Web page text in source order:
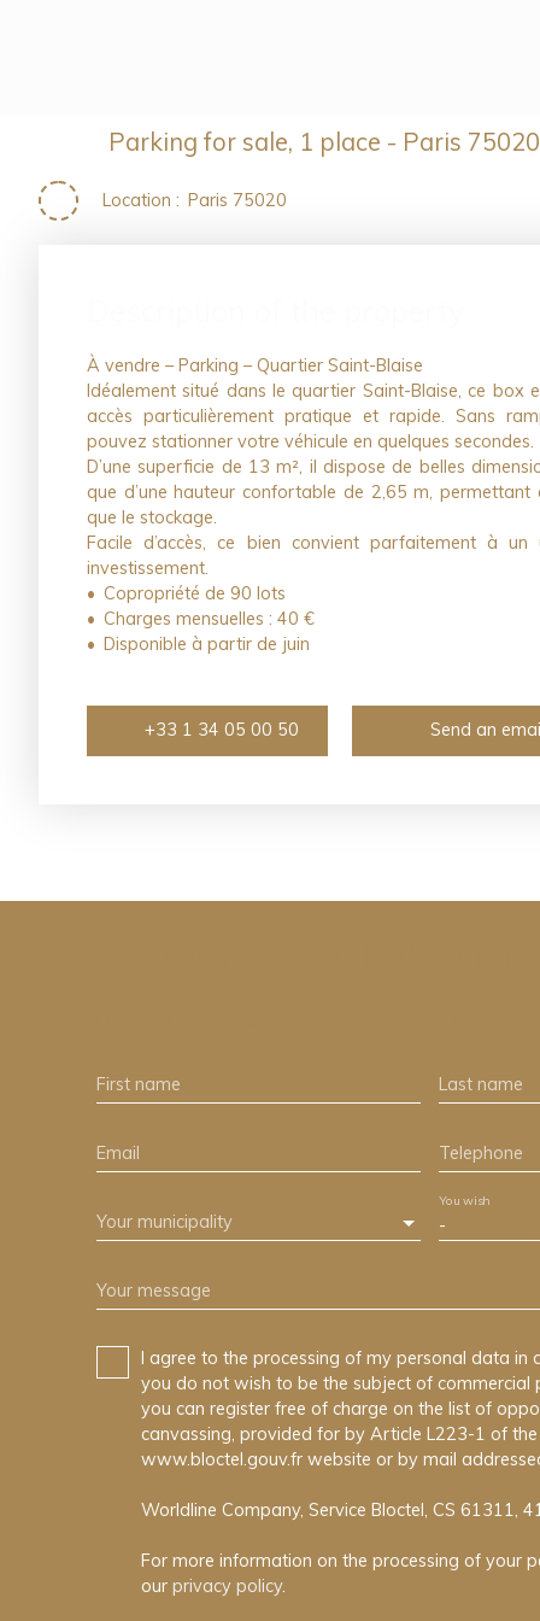
Parking for sale, 1 place - Paris 75020
Location : Paris 75020
À vendre – Parking – Quartier Saint-Blaise
Idéalement situé dans le quartier Saint-Blaise, ce box
accès particulièrement pratique et rapide. Sans
pouvez stationner votre véhicule en quelques secondes.
D’une superficie de 13 m², il dispose de belles
que d’une hauteur confortable de 2,65 m, permettant
que le stockage.
Facile d’accès, ce bien convient parfaitement à
investissement.
Copropriété de 90 lots
Charges mensuelles : 40 €
Disponible à partir de juin
+33 1 34 05 00 50 Send an
First name Last name
Email Telephone
Your municipality -
You wish
Your message
I agree to the processing of my personal data in
you do not wish to be the subject of commercial
you can register free of charge on the list of
canvassing, provided for by Article L223-1 of
www.bloctel.gouv.fr website or by mail
Worldline Company, Service Bloctel, CS 61311,
For more information on the processing of your
our privacy policy.